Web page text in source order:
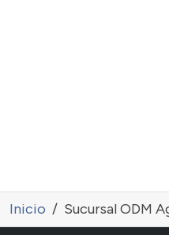
Inicio Sucursal ODM